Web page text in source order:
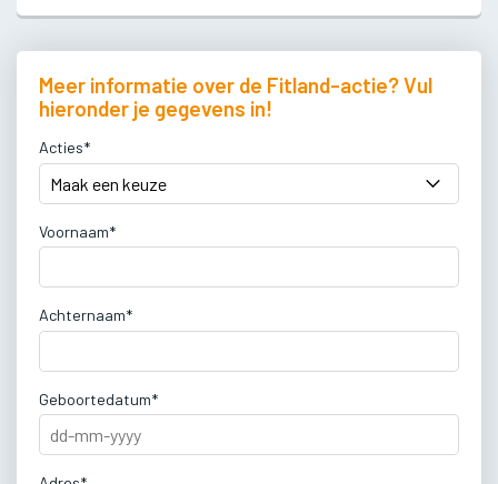
Meer informatie over de Fitland-actie? Vul
hieronder je gegevens in!
Acties*
Voornaam*
Achternaam*
Geboortedatum*